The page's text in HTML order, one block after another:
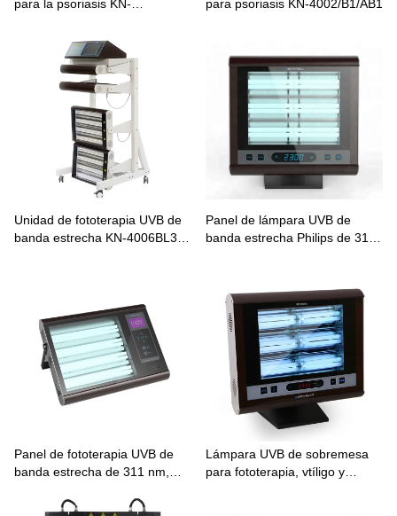
para la psoriasis KN-
para psoriasis KN-4002/B1/AB1
Unidad de fototerapia UVB de
banda estrecha KN-4006BL3
Panel de lámpara UVB de
banda estrecha Philips de 311
Panel de fototerapia UVB de
banda estrecha de 311 nm,
4006A/BL2
Lámpara UVB de sobremesa
para fototerapia, vtíligo y